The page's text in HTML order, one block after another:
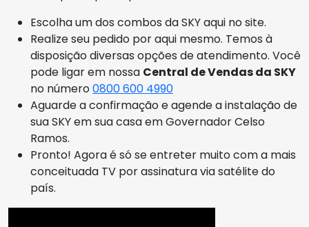
Escolha um dos combos da SKY aqui no site.
Realize seu pedido por aqui mesmo. Temos à
disposição diversas opções de atendimento. Você
pode ligar em nossa Central de Vendas da SKY
no número0800 600 4990
Aguarde a confirmação e agende a instalação de
sua SKY em sua casa em Governador Celso
Ramos.
Pronto! Agora é só se entreter muito com a mais
conceituada TV por assinatura via satélite do
país.